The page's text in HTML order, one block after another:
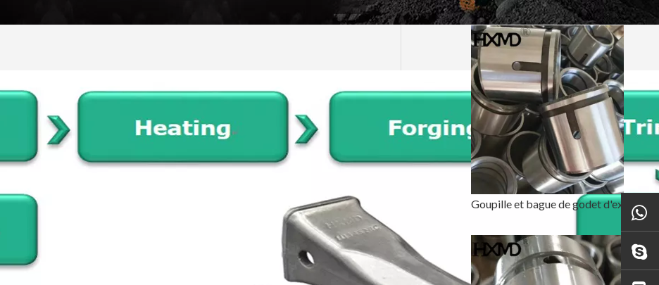
Goupille et bague de godet d'excavatrice robustes durcies